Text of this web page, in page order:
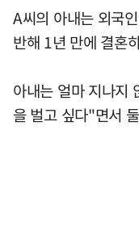
A씨의 아내는 외국
반해 1년 만에 결혼
아내는 얼마 지나지
을 벌고 싶다"면서